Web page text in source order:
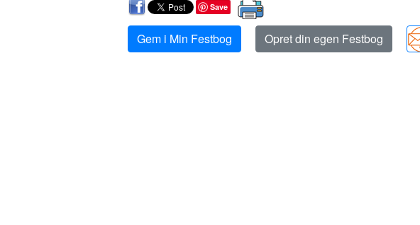
Save
Gem i Min Festbog Opret din egen Festbog